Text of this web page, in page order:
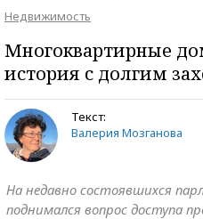
Недвижимость
Многоквартирные
история с долгим
Текст:
Валерия Мозганова
На недавно состоявшихся
поднимался вопрос доступа